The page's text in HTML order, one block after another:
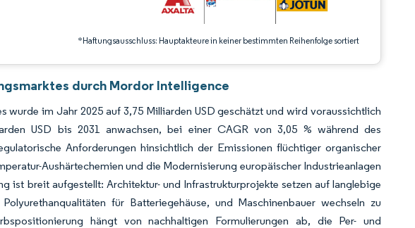
*Haftungsausschluss: Hauptakteure in keiner bestimmten Reihenfolge sortiert
durch Mordor Intelligence
wurde im Jahr 2025 auf 3,75 Milliarden USD geschätzt und wird voraussichtlich
USD bis 2031 anwachsen, bei einer CAGR von 3,05 % während des
Anforderungen hinsichtlich der Emissionen flüchtiger organischer
Aushärtechemien und die Modernisierung europäischer Industrieanlagen
ist breit aufgestellt: Architektur- und Infrastrukturprojekte setzen auf langlebige
für Batteriegehäuse, und Maschinenbauer wechseln zu
hängt von nachhaltigen Formulierungen ab, die Per- und